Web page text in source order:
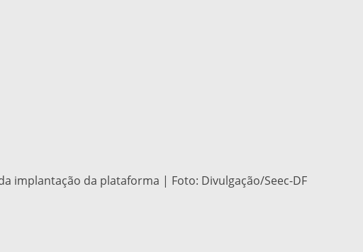
implantação da plataforma | Foto: Divulgação/Seec-DF